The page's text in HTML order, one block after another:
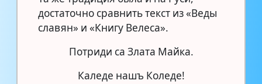
достаточно сравнить текст из «Веды
славян» и «Книгу Велеса».
Потриди са Злата Майка.
Каледе нашъ Коледе!